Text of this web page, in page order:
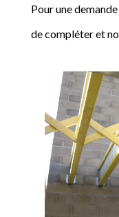
Pour une
de compléter et